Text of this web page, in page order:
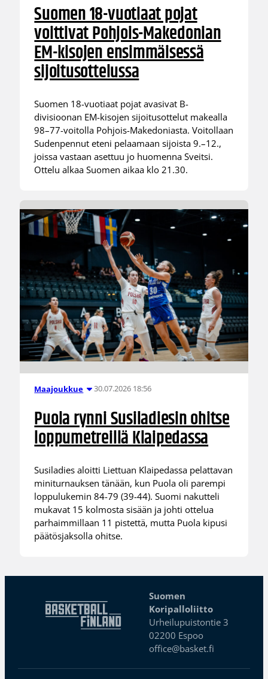
Suomen 18-vuotiaat pojat
voittivat Pohjois-Makedonian
EM-kisojen ensimmäisessä
sijoitusottelussa
Suomen 18-vuotiaat pojat avasivat B-
divisioonan EM-kisojen sijoitusottelut makealla
98–77-voitolla Pohjois-Makedoniasta. Voitollaan
Sudenpennut eteni pelaamaan sijoista 9.–12.,
joissa vastaan asettuu jo huomenna Sveitsi.
Ottelu alkaa Suomen aikaa klo 21.30.
Maajoukkue 30.07.2026 18:56
Puola rynni Susiladiesin ohitse
loppumetreillä Klaipedassa
Susiladies aloitti Liettuan Klaipedassa pelattavan
miniturnauksen tänään, kun Puola oli parempi
loppulukemin 84-79 (39-44). Suomi nakutteli
mukavat 15 kolmosta sisään ja johti ottelua
parhaimmillaan 11 pistettä, mutta Puola kipusi
päätösjaksolla ohitse.
Suomen
Koripalloliitto
Urheilupuistontie 3
02200 Espoo
office@basket.fi